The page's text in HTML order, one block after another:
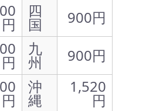
円
四
国
900円
円
九
州
900円
円
沖
縄
1,520
円